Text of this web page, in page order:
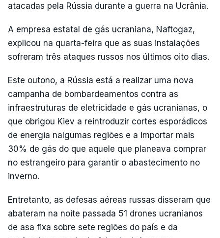
atacadas pela Rússia durante a guerra na Ucrânia.
A empresa estatal de gás ucraniana, Naftogaz,
explicou na quarta-feira que as suas instalações
sofreram três ataques russos nos últimos oito dias.
Este outono, a Rússia está a realizar uma nova
campanha de bombardeamentos contra as
infraestruturas de eletricidade e gás ucranianas, o
que obrigou Kiev a reintroduzir cortes esporádicos
de energia nalgumas regiões e a importar mais
30% de gás do que aquele que planeava comprar
no estrangeiro para garantir o abastecimento no
inverno.
Entretanto, as defesas aéreas russas disseram que
abateram na noite passada 51 drones ucranianos
de asa fixa sobre sete regiões do país e da